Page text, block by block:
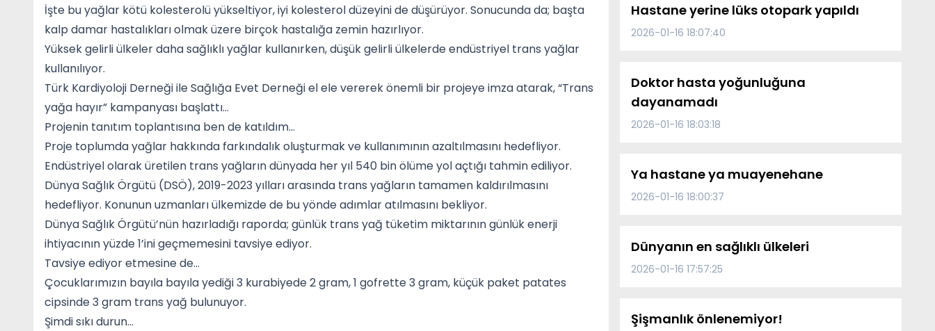
İşte bu yağlar kötü kolesterolü yükseltiyor, iyi kolesterol düzeyini de düşürüyor. Sonucunda da; başta
kalp damar hastalıkları olmak üzere birçok hastalığa zemin hazırlıyor.
Yüksek gelirli ülkeler daha sağlıklı yağlar kullanırken, düşük gelirli ülkelerde endüstriyel trans yağlar
kullanılıyor.
Türk Kardiyoloji Derneği ile Sağlığa Evet Derneği el ele vererek önemli bir projeye imza atarak, “Trans
yağa hayır” kampanyası başlattı…
Projenin tanıtım toplantısına ben de katıldım…
Proje toplumda yağlar hakkında farkındalık oluşturmak ve kullanımının azaltılmasını hedefliyor.
Endüstriyel olarak üretilen trans yağların dünyada her yıl 540 bin ölüme yol açtığı tahmin ediliyor.
Dünya Sağlık Örgütü (DSÖ), 2019-2023 yılları arasında trans yağların tamamen kaldırılmasını
hedefliyor. Konunun uzmanları ülkemizde de bu yönde adımlar atılmasını bekliyor.
Dünya Sağlık Örgütü’nün hazırladığı raporda; günlük trans yağ tüketim miktarının günlük enerji
ihtiyacının yüzde 1’ini geçmemesini tavsiye ediyor.
Tavsiye ediyor etmesine de…
Çocuklarımızın bayıla bayıla yediği 3 kurabiyede 2 gram, 1 gofrette 3 gram, küçük paket patates
cipsinde 3 gram trans yağ bulunuyor.
Şimdi sıkı durun...
Hastane yerine lüks otopark yapıldı
2026-01-16 18:07:40
Doktor hasta yoğunluğuna
dayanamadı
2026-01-16 18:03:18
Ya hastane ya muayenehane
2026-01-16 18:00:37
Dünyanın en sağlıklı ülkeleri
2026-01-16 17:57:25
Şişmanlık önlenemiyor!